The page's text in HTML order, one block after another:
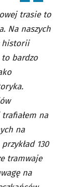
trasie to
Na naszych
historii
to bardzo
na
na
130
tramwaje
na